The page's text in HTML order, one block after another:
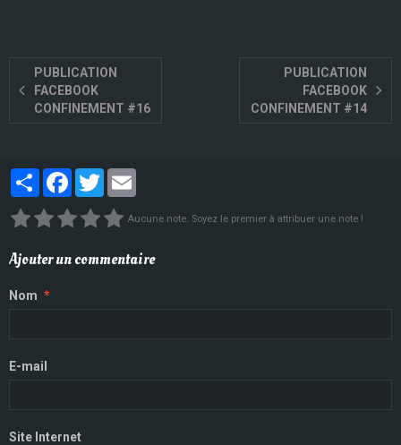
PUBLICATION
FACEBOOK
CONFINEMENT #16
PUBLICATION
FACEBOOK
CONFINEMENT #14
PartagerFacebook
Twitter
Aucune note. Soyez le premier à attribuer une note !
Ajouter un commentaire
Nom
E-mail
Site Internet